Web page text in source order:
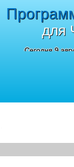
для
Сегодня 9